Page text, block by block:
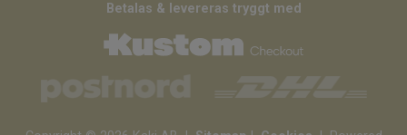
Betalas & levereras tryggt med